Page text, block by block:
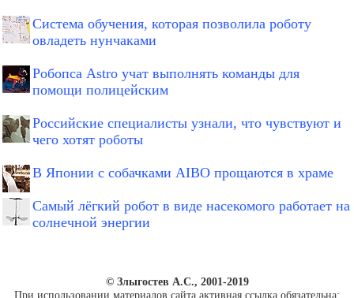
Система обучения, которая позволила роботу
овладеть нунчаками
Робопса Astro учат выполнять команды для
помощи полицейским
Российские специалисты узнали, что чувствуют и
чего хотят роботы
В Японии с собачками AIBO прощаются в храме
Самый лёгкий робот в виде насекомого работает на
солнечной энергии
© Злыгостев А.С., 2001-2019
При использовании материалов сайта активная ссылка обязательна: